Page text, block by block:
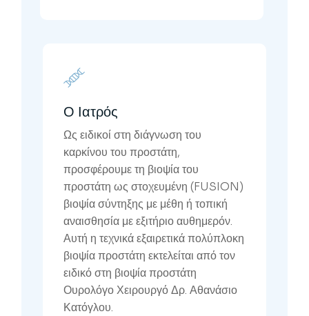
Ο Ιατρός
Ως ειδικοί στη διάγνωση του
καρκίνου του προστάτη,
προσφέρουμε τη βιοψία του
προστάτη ως στοχευμένη (FUSION)
βιοψία σύντηξης με μέθη ή τοπική
αναισθησία με εξιτήριο αυθημερόν.
Αυτή η τεχνικά εξαιρετικά πολύπλοκη
βιοψία προστάτη εκτελείται από τον
ειδικό στη βιοψία προστάτη
Ουρολόγο Χειρουργό Δρ. Αθανάσιο
Κατόγλου.